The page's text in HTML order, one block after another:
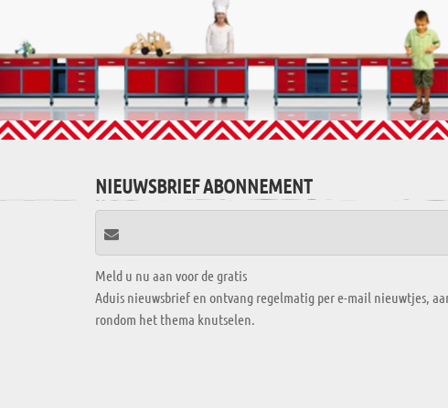
NIEUWSBRIEF ABONNEMENT
Meld u nu aan voor de gratis
Aduis nieuwsbrief en ontvang regelmatig per e-mail nieuwtjes,
rondom het thema knutselen.